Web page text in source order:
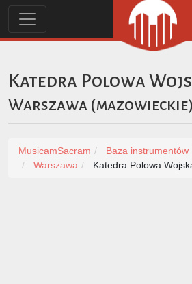
Katedra Polowa
Warszawa (mazowieckie)
MusicamSacram Baza instrumentów
Warszawa
Katedra Polowa